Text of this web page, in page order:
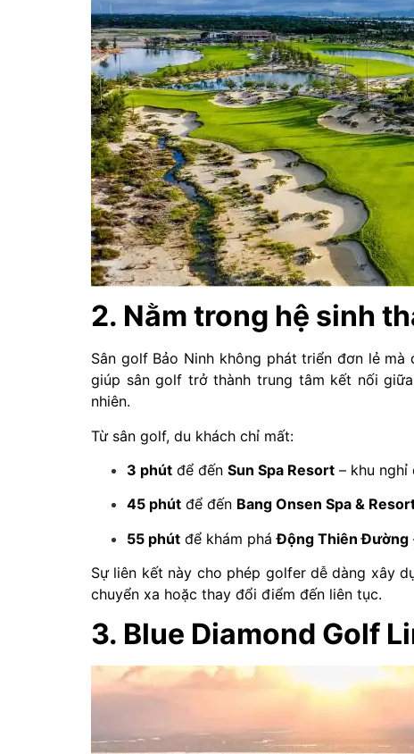
2. Nằm trong hệ sinh
Sân golf Bảo Ninh không phát triển đơn lẻ
giúp sân golf trở thành trung tâm kết nối
nhiên.
Từ sân golf, du khách chỉ mất:
3 phút để đến Sun Spa Resort – khu
45 phút để đến Bang Onsen Spa &
55 phút để khám pháĐộng Thiên Đường
Sự liên kết này cho phép golfer dễ dàng xây
chuyển xa hoặc thay đổi điểm đến liên tục.
3. Blue Diamond Golf